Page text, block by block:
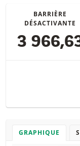
BARRIÈRE
DÉSACTIVANTE
3
GRAPHIQUE